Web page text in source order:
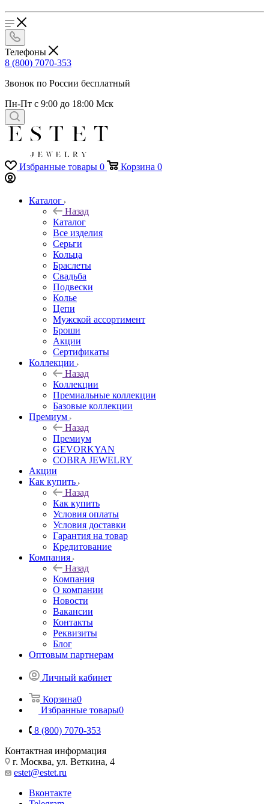
Телефоны
8 (800) 7070-353
Звонок по России бесплатный
Пн-Пт с 9:00 до 18:00 Мск
Избранные товары 0 Корзина 0
Каталог
Назад
Каталог
Все изделия
Серьги
Кольца
Браслеты
Свадьба
Подвески
Колье
Цепи
Мужской ассортимент
Броши
Акции
Сертификаты
Коллекции
Назад
Коллекции
Премиальные коллекции
Базовые коллекции
Премиум
Назад
Премиум
GEVORKYAN
COBRA JEWELRY
Акции
Как купить
Назад
Как купить
Условия оплаты
Условия доставки
Гарантия на товар
Кредитование
Компания
Назад
Компания
О компании
Новости
Вакансии
Контакты
Реквизиты
Блог
Оптовым партнерам
Личный кабинет
Корзина0
Избранные товары0
8 (800) 7070-353
Контактная информация
г. Москва, ул. Веткина, 4
estet@estet.ru
Вконтакте